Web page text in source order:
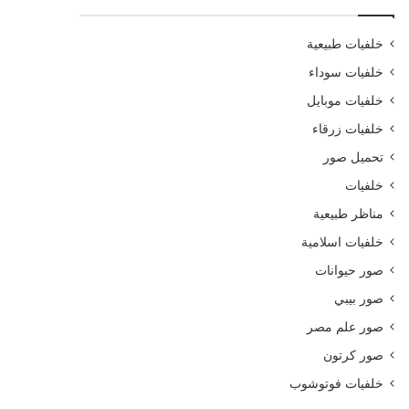
خلفيات طبيعية
خلفيات سوداء
خلفيات موبايل
خلفيات زرقاء
تحميل صور
خلفيات
مناظر طبيعية
خلفيات اسلامية
صور حيوانات
صور بيبي
صور علم مصر
صور كرتون
خلفيات فوتوشوب